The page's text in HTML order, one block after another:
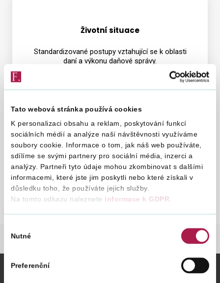
Tato webová stránka používá cookies
K personalizaci obsahu a reklam, poskytování funkcí
sociálních médií a analýze naší návštěvnosti využíváme
soubory cookie. Informace o tom, jak náš web používáte,
sdílíme se svými partnery pro sociální média, inzerci a
analýzy. Partneři tyto údaje mohou zkombinovat s dalšími
informacemi, které jste jim poskytli nebo které získali v
důsledku toho, že používáte jejich služby.
Na tomto odkazu naleznete informace k GDPR.
souhlasu
Nutné
Preferenční
Životní situace
Standardizované postupy vztahující se k oblasti
daní a výkonu daňové správy.
Začínáte podnikat?
Odpovědi na několik základních otázek v souvislosti
s daňovými povinnostmi začínajícího podnikatele.